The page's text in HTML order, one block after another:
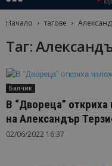
Начало тагове
Таг:
Балчик
В “Двореца”
на Александър
02/06/2022 16:37